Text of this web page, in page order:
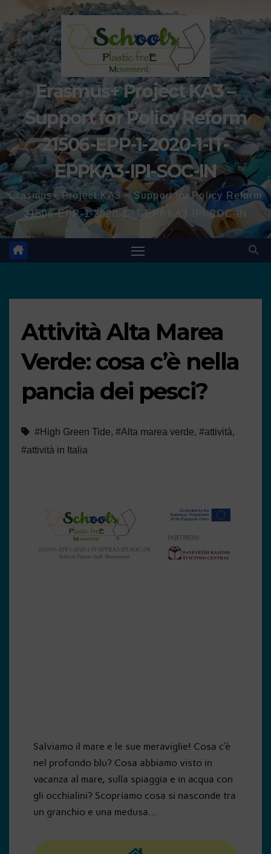
Erasmus+ Project KA3 –
Support for Policy Reform
21506-EPP-1-2020-1-IT-
EPPKA3-IPI-SOC-IN
Erasmus+ Project KA3 – Support for Policy Reform
21506-EPP-1-2020-1-IT-EPPKA3-IPI-SOC-IN
Attività Alta Marea
Verde: cosa c’è nella
pancia dei pesci?
#High Green Tide, #Alta marea verde, #attività,
#attività in Italia
Salviamo il mare e le sue meraviglie! Cosa c’è
nel profondo blu? Cosa abbiamo visto in
vacanza al mare, sulla spiaggia e in acqua con
gli occhialini? Scopriamo cosa si nasconde tra
un granchio e una medusa…